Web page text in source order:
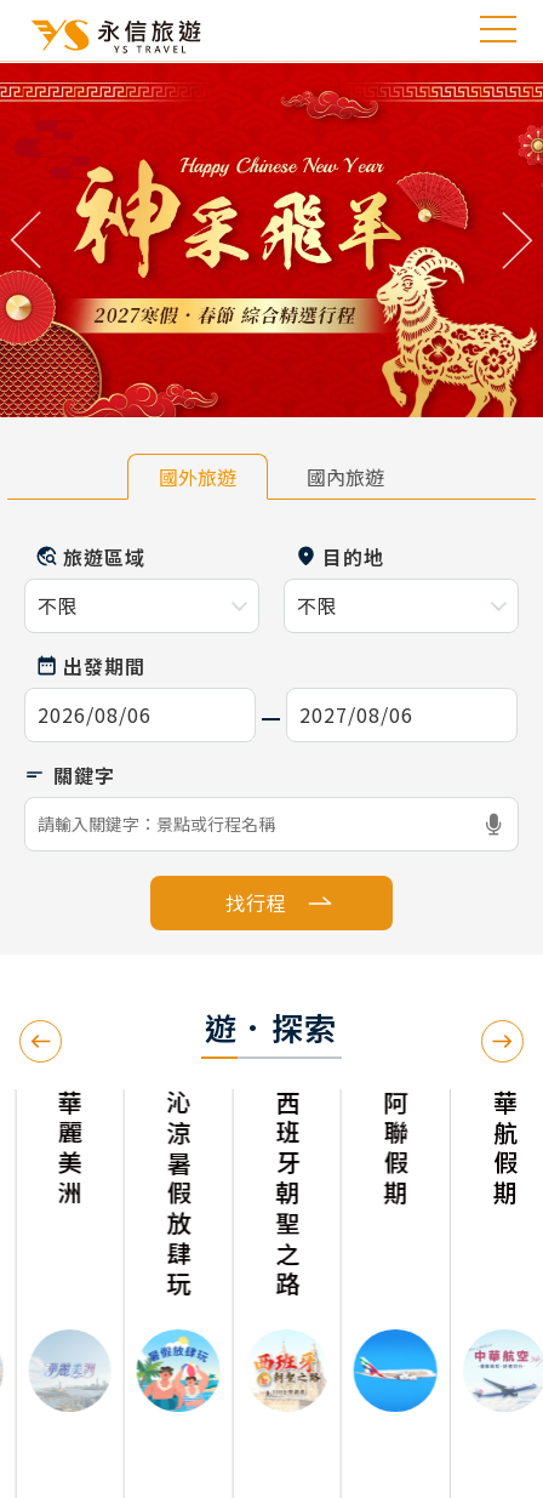
往前 往
國外旅遊 國內旅遊
旅遊區域 目的地
出發期間
找行程
遊．探索
華麗美洲 沁涼暑假放肆玩 西班牙朝聖之路 阿聯假期 華航假期